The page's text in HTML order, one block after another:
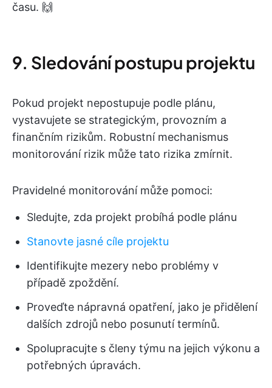
času. 🙌
9. Sledování postupu projektu
Pokud projekt nepostupuje podle plánu,
vystavujete se strategickým, provozním a
finančním rizikům. Robustní mechanismus
monitorování rizik může tato rizika zmírnit.
Pravidelné monitorování může pomoci:
Sledujte, zda projekt probíhá podle plánu
Stanovte jasné cíle projektu
Identifikujte mezery nebo problémy v
případě zpoždění.
Proveďte nápravná opatření, jako je přidělení
dalších zdrojů nebo posunutí termínů.
Spolupracujte s členy týmu na jejich výkonu a
potřebných úpravách.